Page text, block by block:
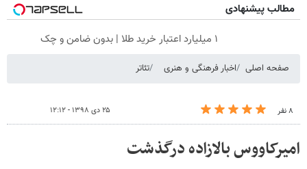
مطالب پیشنهادی
۱ میلیارد اعتبار خرید طلا | بدون ضامن و چک
صفحه اصلی اخبار فرهنگی و هنری تئاتر
۸ نفر ۲۵ دی ۱۳۹۸ - ۱۲:۱۲
امیرکاووس بالازاده درگذشت